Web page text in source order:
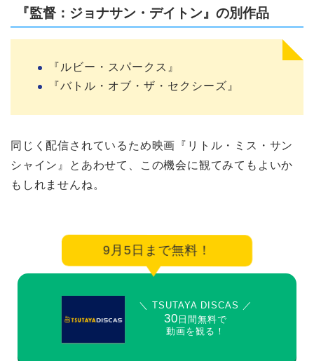
『監督：ジョナサン・デイトン』の別作品
『ルビー・スパークス』
『バトル・オブ・ザ・セクシーズ』
同じく配信されているため映画『リトル・ミス・サン
シャイン』とあわせて、この機会に観てみてもよいか
もしれませんね。
9月5日まで無料！
＼ TSUTAYA DISCAS ／
30 日間無料で
動画を観る！